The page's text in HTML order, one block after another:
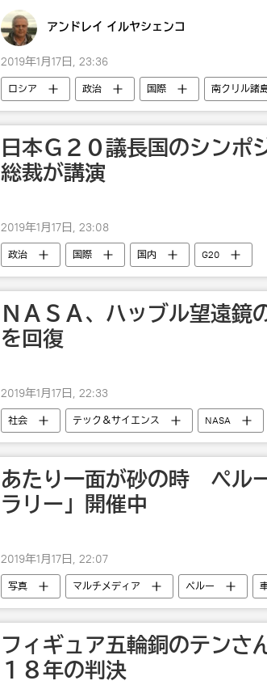
アンドレイ イルヤシェンコ
2019年1月17日, 23:36
ロシア 政治 国際 南クリル諸
クリル諸島
露日関係
日本Ｇ２０議長国のシン
総裁が講演
2019年1月17日, 23:08
政治 国際 国内 G20
ＮＡＳＡ、ハッブル望遠鏡
を回復
2019年1月17日, 22:33
社会 テック＆サイエンス NASA
あたり一面が砂の時 ペル
ラリー」開催中
2019年1月17日, 22:07
写真 マルチメディア ペルー
フィギュア五輪銅のテン
１８年の判決